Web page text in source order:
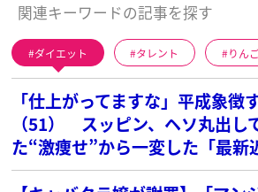
関連キーワードの記事を探す
ダイエット タレント りん
「仕上がってますな」平成象徴
（51） スッピン、ヘソ丸出
た“激痩せ”から一変した「最新